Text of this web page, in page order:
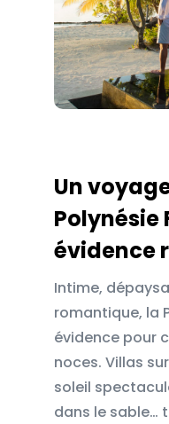
Un
Polynésie
évidence
Intime,
romantique, la
évidence pour
noces. Villas
soleil
dans le sable…